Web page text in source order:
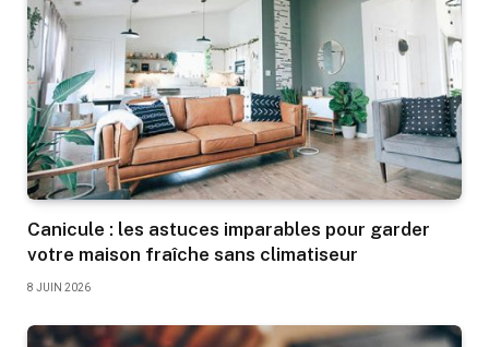
Canicule : les astuces imparables pour garder
votre maison fraîche sans climatiseur
8 JUIN 2026